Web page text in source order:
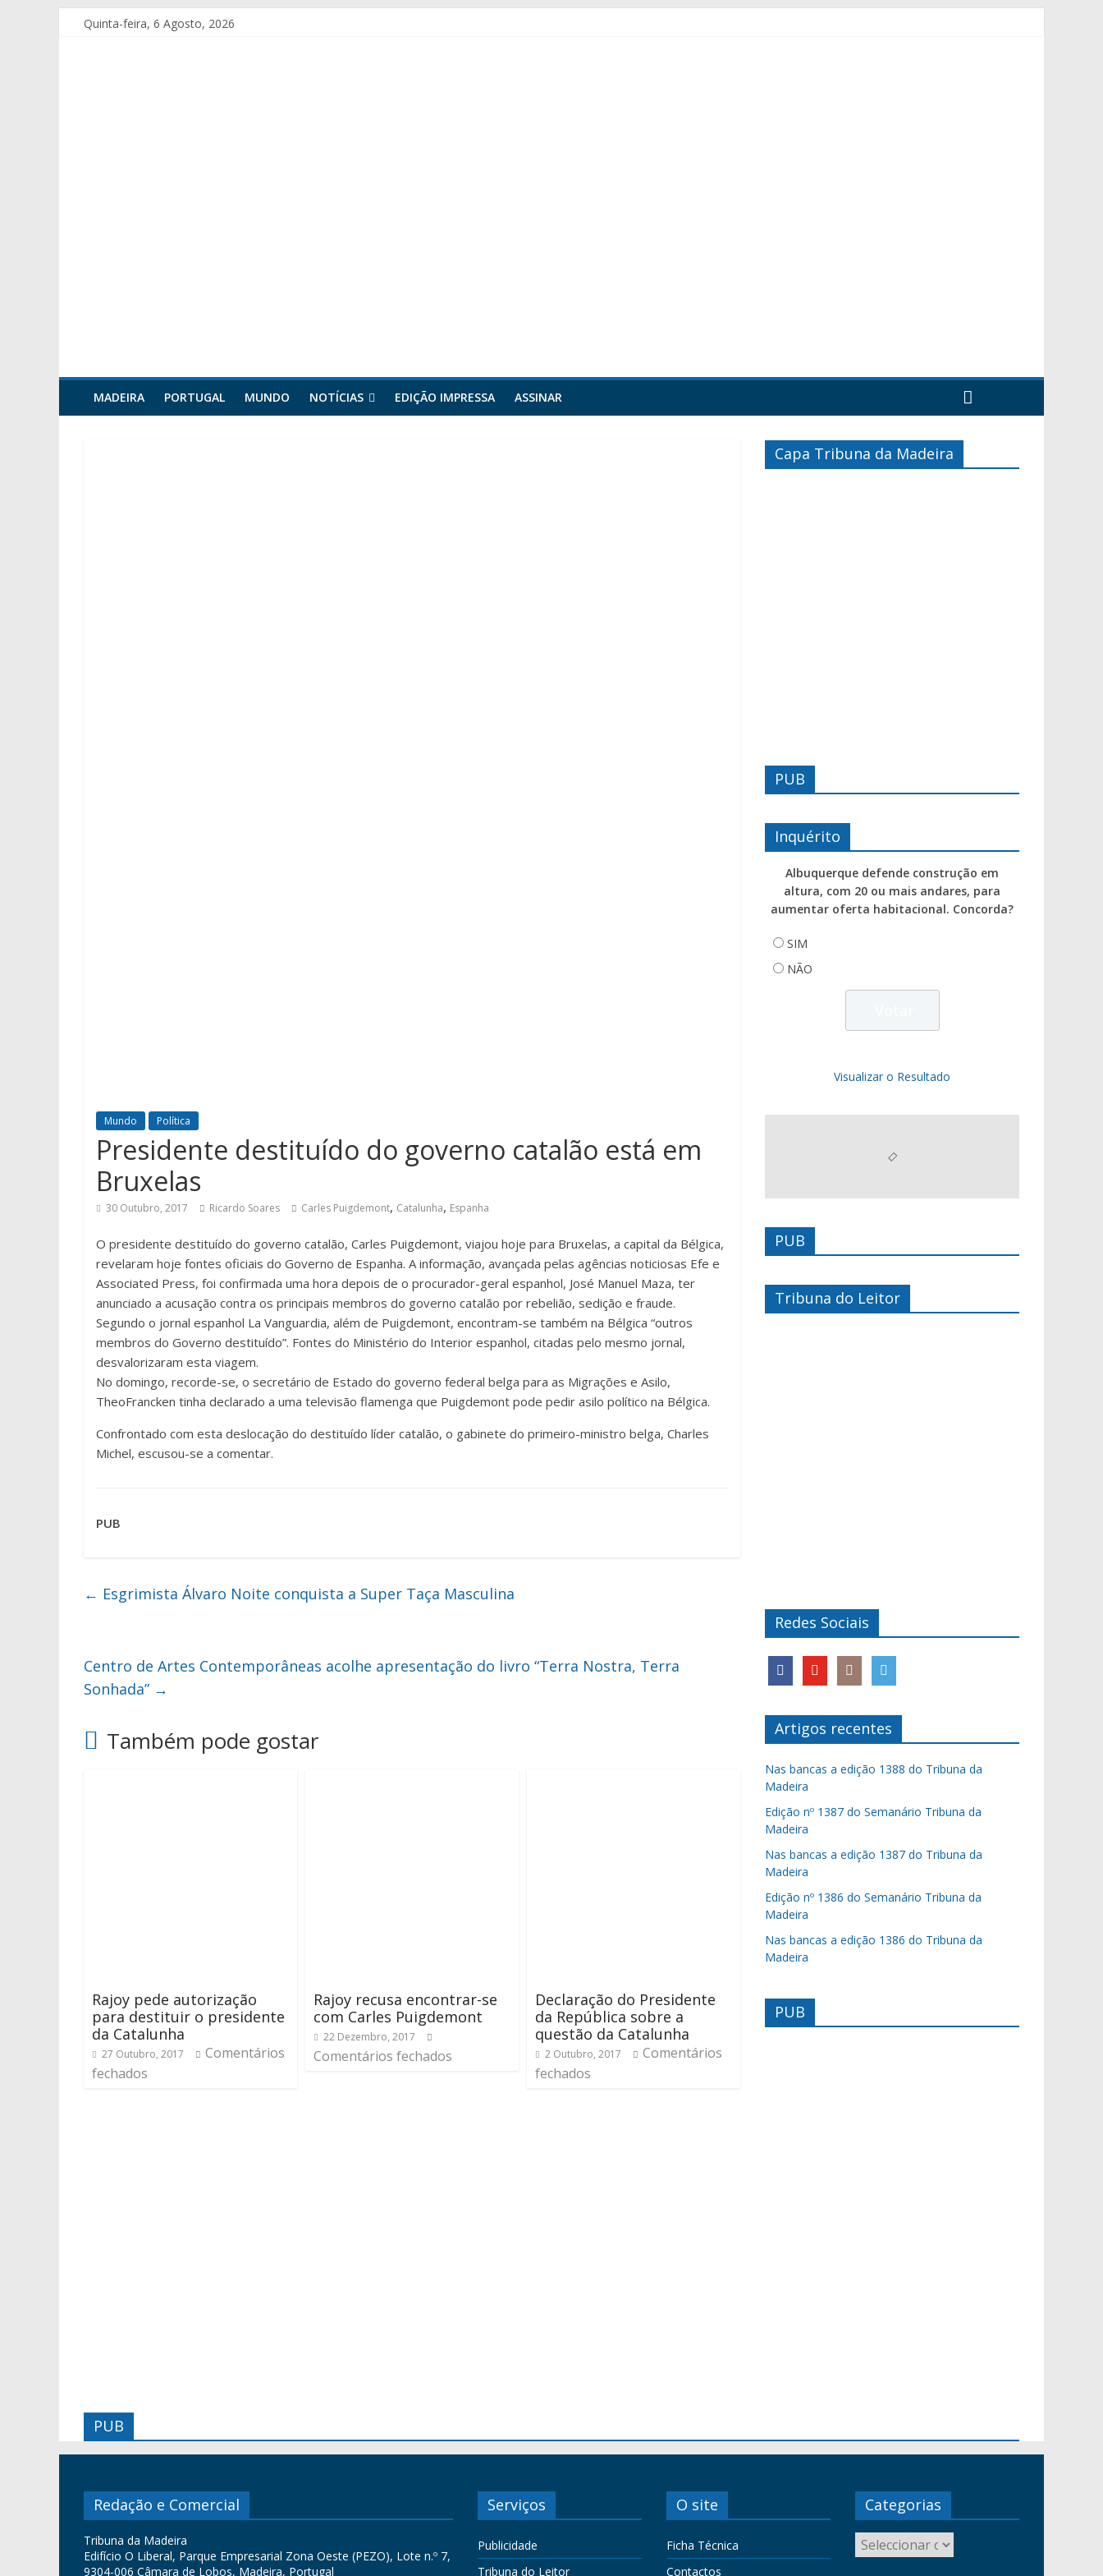
Quinta-feira, 6 Agosto, 2026
MADEIRA PORTUGAL MUNDO NOTÍCIAS EDIÇÃO IMPRESSA ASSINAR
Mundo Política
Presidente destituído do governo catalão está em
Bruxelas
30 Outubro, 2017 Ricardo Soares Carles Puigdemont, Catalunha, Espanha
O presidente destituído do governo catalão, Carles Puigdemont, viajou hoje para Bruxelas, a capital da Bélgica,
revelaram hoje fontes oficiais do Governo de Espanha. A informação, avançada pelas agências noticiosas Efe e
Associated Press, foi confirmada uma hora depois de o procurador-geral espanhol, José Manuel Maza, ter
anunciado a acusação contra os principais membros do governo catalão por rebelião, sedição e fraude.
Segundo o jornal espanhol La Vanguardia, além de Puigdemont, encontram-se também na Bélgica “outros
membros do Governo destituído”. Fontes do Ministério do Interior espanhol, citadas pelo mesmo jornal,
desvalorizaram esta viagem.
No domingo, recorde-se, o secretário de Estado do governo federal belga para as Migrações e Asilo,
TheoFrancken tinha declarado a uma televisão flamenga que Puigdemont pode pedir asilo político na Bélgica.
Confrontado com esta deslocação do destituído líder catalão, o gabinete do primeiro-ministro belga, Charles
Michel, escusou-se a comentar.
PUB
← Esgrimista Álvaro Noite conquista a Super Taça Masculina
Centro de Artes Contemporâneas acolhe apresentação do livro “Terra Nostra, Terra
Sonhada” →
Também pode gostar
Rajoy pede autorização
para destituir o presidente
da Catalunha
27 Outubro, 2017
Comentários
fechados
Rajoy recusa encontrar-se
com Carles Puigdemont
22 Dezembro, 2017
Comentários fechados
Declaração do Presidente
da República sobre a
questão da Catalunha
2 Outubro, 2017
Comentários
fechados
Capa Tribuna da Madeira
PUB
Inquérito
Albuquerque defende construção em
altura, com 20 ou mais andares, para
aumentar oferta habitacional. Concorda?
SIM
NÃO
Visualizar o Resultado
PUB
Tribuna do Leitor
Redes Sociais
Artigos recentes
Nas bancas a edição 1388 do Tribuna da
Madeira
Edição nº 1387 do Semanário Tribuna da
Madeira
Nas bancas a edição 1387 do Tribuna da
Madeira
Edição nº 1386 do Semanário Tribuna da
Madeira
Nas bancas a edição 1386 do Tribuna da
Madeira
PUB
PUB
Redação e Comercial
Tribuna da Madeira
Edifício O Liberal, Parque Empresarial Zona Oeste (PEZO), Lote n.º 7,
9304-006 Câmara de Lobos, Madeira, Portugal
Serviços
Publicidade
Tribuna do Leitor
O site
Ficha Técnica
Contactos
Categorias